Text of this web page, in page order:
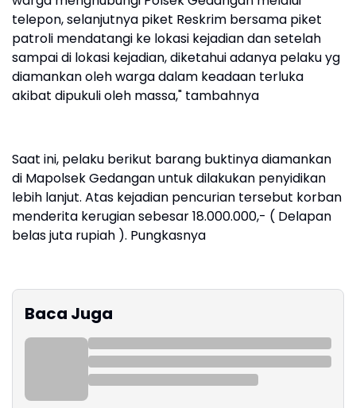
telepon, selanjutnya piket Reskrim bersama piket
patroli mendatangi ke lokasi kejadian dan setelah
sampai di lokasi kejadian, diketahui adanya pelaku yg
diamankan oleh warga dalam keadaan terluka
akibat dipukuli oleh massa," tambahnya
Saat ini, pelaku berikut barang buktinya diamankan
di Mapolsek Gedangan untuk dilakukan penyidikan
lebih lanjut. Atas kejadian pencurian tersebut korban
menderita kerugian sebesar 18.000.000,- ( Delapan
belas juta rupiah ). Pungkasnya
Baca Juga